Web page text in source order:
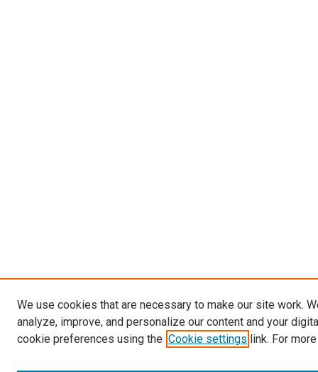
We use cookies that are necessary to make our site work.
analyze, improve, and personalize our content and your
cookie preferences using the Cookie settings link. For